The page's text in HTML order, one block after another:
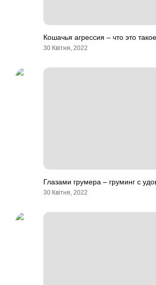
Кошачья агрессия – что это
30 Квітня, 2022
Глазами грумера – груминг с
30 Квітня, 2022